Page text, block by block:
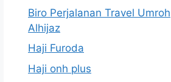
Biro Perjalanan Travel Umroh
Alhijaz
Haji Furoda
Haji onh plus